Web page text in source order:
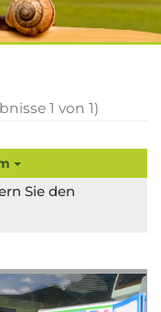
1 von 1)
Sie den